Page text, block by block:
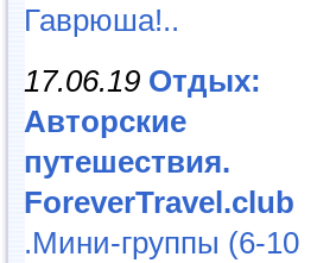
Гаврюша!..
17.06.19 Отдых:
Авторские
путешествия.
ForeverTravel.club
.Мини-группы (6-10